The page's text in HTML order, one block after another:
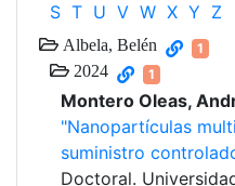
S T U V W X Y Z
Albela, Belén 1
2024 1
Montero Oleas,
"Nanopartículas
suministro
Doctoral.